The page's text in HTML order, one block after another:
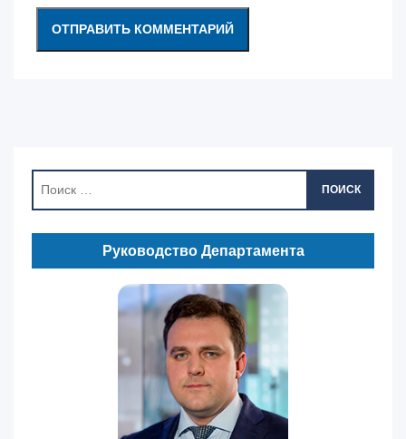
ПОИСК
Руководство Департамента